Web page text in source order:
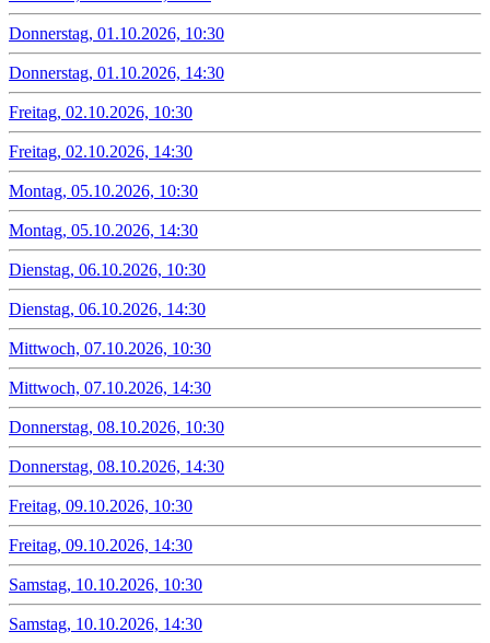
Donnerstag, 01.10.2026, 10:30
Donnerstag, 01.10.2026, 14:30
Freitag, 02.10.2026, 10:30
Freitag, 02.10.2026, 14:30
Montag, 05.10.2026, 10:30
Montag, 05.10.2026, 14:30
Dienstag, 06.10.2026, 10:30
Dienstag, 06.10.2026, 14:30
Mittwoch, 07.10.2026, 10:30
Mittwoch, 07.10.2026, 14:30
Donnerstag, 08.10.2026, 10:30
Donnerstag, 08.10.2026, 14:30
Freitag, 09.10.2026, 10:30
Freitag, 09.10.2026, 14:30
Samstag, 10.10.2026, 10:30
Samstag, 10.10.2026, 14:30